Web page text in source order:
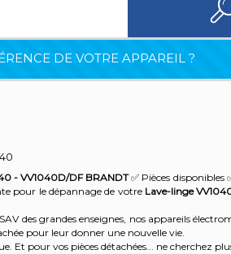
DE VOTRE APPAREIL ?
- VV1040D/DF BRANDT✅ Pièces disponibles
pour le dépannage de votre Lave-linge
des grandes enseignes, nos appareils
pour leur donner une nouvelle vie.
Et pour vos pièces détachées... ne cherchez